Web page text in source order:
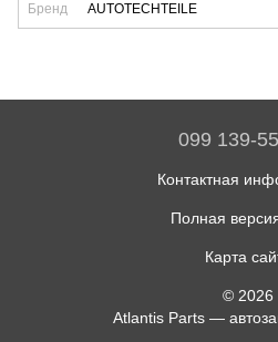
Бренд
AUTOTECHTEILE
099 139-
Контактная
Полная
Карта
© 2026
Atlantis Parts —